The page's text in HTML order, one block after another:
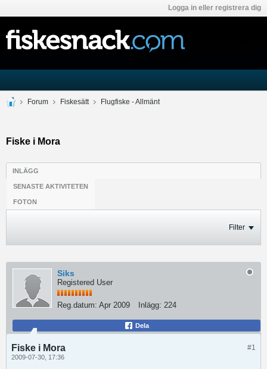
Logga in eller registrera dig
Forum Fiskesätt Flugfiske - Allmänt
Fiske i Mora
INLÄGG
SENASTE AKTIVITETEN
FOTON
Filter
Siks
Registered User
Reg.datum: Apr 2009 Inlägg: 224
Dela
#1
Fiske i Mora
2009-07-30, 17:36